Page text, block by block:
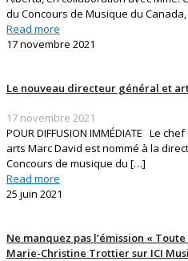
du Concours de Musique du Canada,
Read more
17 novembre 2021
Le nouveau directeur général et
17 novembre 2021
POUR DIFFUSION IMMÉDIATE Le
arts Marc David est nommé à la
Concours de musique du […]
Read more
25 juin 2021
Ne manquez pas l’émission «
Marie-Christine Trottier sur ICI